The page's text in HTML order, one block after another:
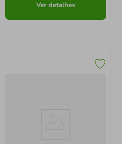
Ver detalhes